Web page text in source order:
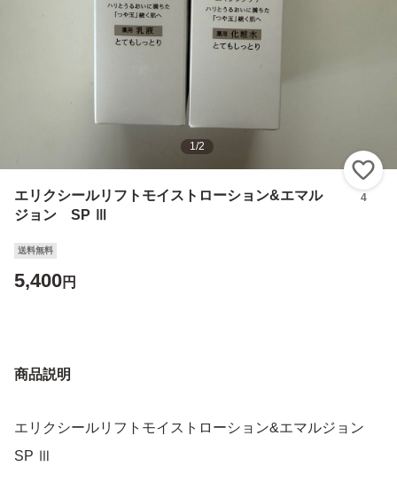
1/2
エリクシールリフトモイストローション&エマル
ジョン SP Ⅲ
4
送料無料
5,400円
商品説明
エリクシールリフトモイストローション&エマルジョン
SP Ⅲ